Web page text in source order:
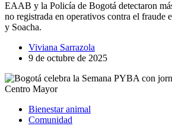
EAAB y la Policía de Bogotá detectaron
no registrada en operativos contra el fraude
y Soacha.
Viviana Sarrazola
9 de octubre de 2025
Bienestar animal
Comunidad